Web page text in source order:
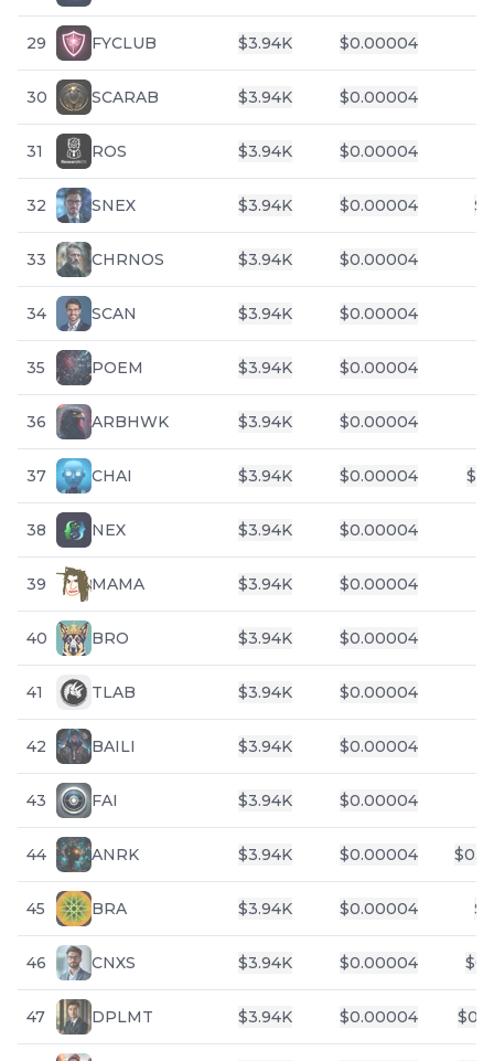
29 FYCLUB $3.94K $0.00004
30 SCARAB $3.94K $0.00004
31 ROS $3.94K $0.00004
32 SNEX $3.94K $0.00004 $
33 CHRNOS $3.94K $0.00004
34 SCAN $3.94K $0.00004
35 POEM $3.94K $0.00004
36 ARBHWK $3.94K $0.00004
37 CHAI $3.94K $0.00004 $
38 NEX $3.94K $0.00004
39 MAMA $3.94K $0.00004
40 BRO $3.94K $0.00004
41 TLAB $3.94K $0.00004
42 BAILI $3.94K $0.00004
43 FAI $3.94K $0.00004
44 ANRK $3.94K $0.00004 $
45 BRA $3.94K $0.00004 $
46 CNXS $3.94K $0.00004 $
47 DPLMT $3.94K $0.00004 $